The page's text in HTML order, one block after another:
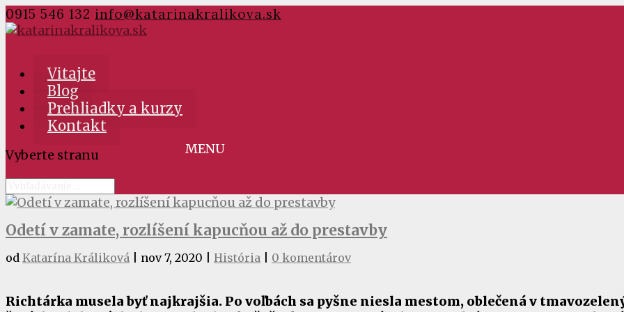
0915 546 132 info@katarinakralikova.sk
Vitajte
Blog
Prehliadky a kurzy
Kontakt
Vyberte stranu
Odetí v zamate, rozlíšení kapucňou až do prestavby
od Katarína Králiková nov 7, 2020 História 0 komentárov
Richtárka musela byť najkrajšia. Po voľbách sa pyšne niesla mestom, oblečená v